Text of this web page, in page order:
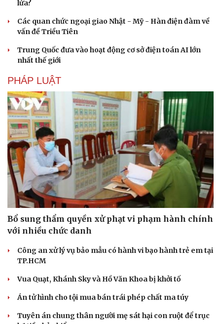
lửa?
Các quan chức ngoại giao Nhật - Mỹ - Hàn điện đàm về
vấn đề Triều Tiên
Trung Quốc đưa vào hoạt động cơ sở điện toán AI lớn
nhất thế giới
PHÁP LUẬT
Bổ sung thẩm quyền xử phạt vi phạm hành chính
với nhiều chức danh
Công an xử lý vụ bảo mẫu có hành vi bạo hành trẻ em tại
TP.HCM
Vua Quạt, Khánh Sky và Hồ Văn Khoa bị khởi tố
Án tử hình cho tội mua bán trái phép chất ma túy
Tuyên án chung thân người mẹ sát hại con ruột để trục